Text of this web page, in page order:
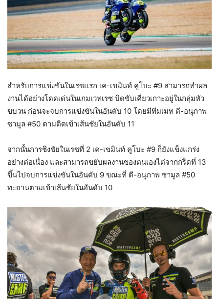
สำหรับการแข่งขันในเรซแรก เค-เขมินท์ คูโบะ #9 สามารถทำผล
งานได้อย่างโดดเด่นในเกมเวทเรซ บิดขับเคี่ยวเกาะอยู่ในกลุ่มหัว
ขบวน ก่อนจะจบการแข่งขันในอันดับ 10 โดยมีทีมเมท ตี-อนุภาพ
ซามูล #50 ตามติดเข้าเส้นชัยในอันดับ 11
จากนั้นการชิงชัยในเรซที่ 2 เค-เขมินท์ คูโบะ #9 ก็ยังแข็งแกร่ง
อย่างต่อเนื่อง และสามารถขยับผลงานของตนเองไต่จากกริดที่ 13
ขึ้นไปจบการแข่งขันในอันดับ 9 ขณะที่ ตี-อนุภาพ ซามูล #50
ทะยานตามเข้าเส้นชัยในอันดับ 10